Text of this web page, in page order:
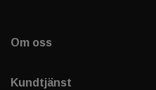
Om oss
Kundtjänst